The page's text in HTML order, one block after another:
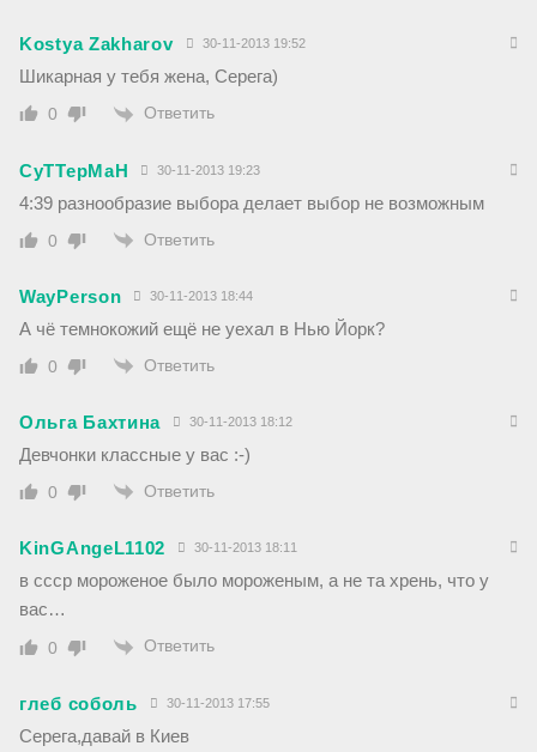
Kostya Zakharov 30-11-2013 19:52
Шикарная у тебя жена, Серега)
0 Ответить
CyTTepMaH 30-11-2013 19:23
4:39 разнообразие выбора делает выбор не возможным
0 Ответить
WayPerson 30-11-2013 18:44
А чё темнокожий ещё не уехал в Нью Йорк?
0 Ответить
Ольга Бахтина 30-11-2013 18:12
Девчонки классные у вас :-)
0 Ответить
KinGAngeL1102 30-11-2013 18:11
в ссср мороженое было мороженым, а не та хрень, что у
вас…
0 Ответить
глеб соболь 30-11-2013 17:55
Серега,давай в Киев